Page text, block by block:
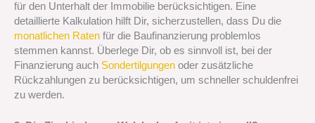
für den Unterhalt der Immobilie berücksichtigen. Eine
detaillierte Kalkulation hilft Dir, sicherzustellen, dass Du die
monatlichen Raten für die Baufinanzierung problemlos
stemmen kannst. Überlege Dir, ob es sinnvoll ist, bei der
Finanzierung auch Sondertilgungen oder zusätzliche
Rückzahlungen zu berücksichtigen, um schneller schuldenfrei
zu werden.